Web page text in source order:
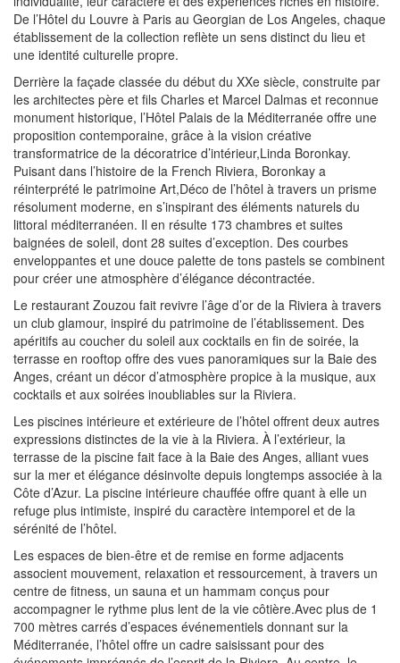
De l’Hôtel du Louvre à Paris au Georgian de Los Angeles, chaque
établissement de la collection reflète un sens distinct du lieu et
une identité culturelle propre.
Derrière la façade classée du début du XXe siècle, construite par
les architectes père et fils Charles et Marcel Dalmas et reconnue
monument historique, l’Hôtel Palais de la Méditerranée offre une
proposition contemporaine, grâce à la vision créative
transformatrice de la décoratrice d’intérieur,Linda Boronkay.
Puisant dans l’histoire de la French Riviera, Boronkay a
réinterprété le patrimoine Art,Déco de l’hôtel à travers un prisme
résolument moderne, en s’inspirant des éléments naturels du
littoral méditerranéen. Il en résulte 173 chambres et suites
baignées de soleil, dont 28 suites d’exception. Des courbes
enveloppantes et une douce palette de tons pastels se combinent
pour créer une atmosphère d’élégance décontractée.
Le restaurant Zouzou fait revivre l’âge d’or de la Riviera à travers
un club glamour, inspiré du patrimoine de l’établissement. Des
apéritifs au coucher du soleil aux cocktails en fin de soirée, la
terrasse en rooftop offre des vues panoramiques sur la Baie des
Anges, créant un décor d’atmosphère propice à la musique, aux
cocktails et aux soirées inoubliables sur la Riviera.
Les piscines intérieure et extérieure de l’hôtel offrent deux autres
expressions distinctes de la vie à la Riviera. À l’extérieur, la
terrasse de la piscine fait face à la Baie des Anges, alliant vues
sur la mer et élégance désinvolte depuis longtemps associée à la
Côte d’Azur. La piscine intérieure chauffée offre quant à elle un
refuge plus intimiste, inspiré du caractère intemporel et de la
sérénité de l’hôtel.
Les espaces de bien-être et de remise en forme adjacents
associent mouvement, relaxation et ressourcement, à travers un
centre de fitness, un sauna et un hammam conçus pour
accompagner le rythme plus lent de la vie côtière.Avec plus de 1
700 mètres carrés d’espaces événementiels donnant sur la
Méditerranée, l’hôtel offre un cadre saisissant pour des